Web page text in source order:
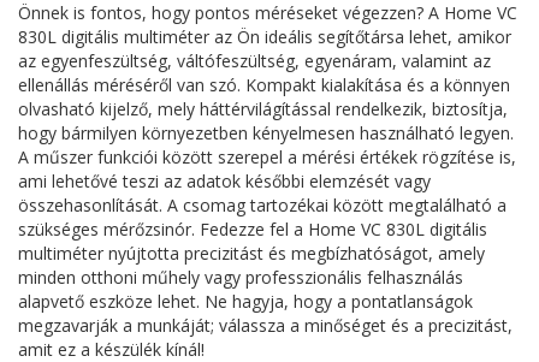
Önnek is fontos, hogy pontos méréseket végezzen? A Home VC
830L digitális multiméter az Ön ideális segítőtársa lehet, amikor
az egyenfeszültség, váltófeszültség, egyenáram, valamint az
ellenállás méréséről van szó. Kompakt kialakítása és a könnyen
olvasható kijelző, mely háttérvilágítással rendelkezik, biztosítja,
hogy bármilyen környezetben kényelmesen használható legyen.
A műszer funkciói között szerepel a mérési értékek rögzítése is,
ami lehetővé teszi az adatok későbbi elemzését vagy
összehasonlítását. A csomag tartozékai között megtalálható a
szükséges mérőzsinór. Fedezze fel a Home VC 830L digitális
multiméter nyújtotta precizitást és megbízhatóságot, amely
minden otthoni műhely vagy professzionális felhasználás
alapvető eszköze lehet. Ne hagyja, hogy a pontatlanságok
megzavarják a munkáját; válassza a minőséget és a precizitást,
amit ez a készülék kínál!